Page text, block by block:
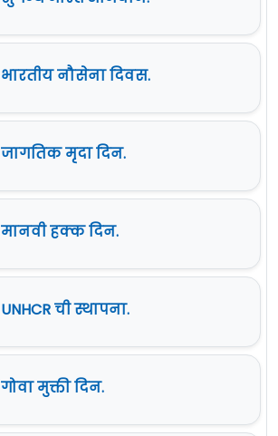
भारतीय नौसेना दिवस.
जागतिक मृदा दिन.
मानवी हक्क दिन.
UNHCR ची स्थापना.
गोवा मुक्ती दिन.